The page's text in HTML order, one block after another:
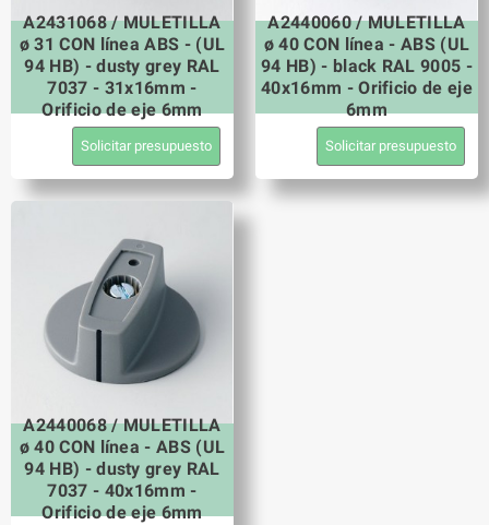
A2431068 / MULETILLA
ø 31 CON línea ABS - (UL
94 HB) - dusty grey RAL
7037 - 31x16mm -
Orificio de eje 6mm
Solicitar presupuesto
A2440060 / MULETILLA
ø 40 CON línea - ABS (UL
94 HB) - black RAL 9005 -
40x16mm - Orificio de eje
6mm
Solicitar presupuesto
A2440068 / MULETILLA
ø 40 CON línea - ABS (UL
94 HB) - dusty grey RAL
7037 - 40x16mm -
Orificio de eje 6mm